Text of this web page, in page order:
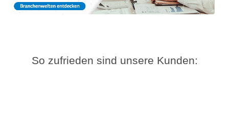
So zufrieden sind unsere Kunden: